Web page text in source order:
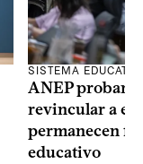
SISTEMA
ANEP probará
revincular a
permanecen
educativo